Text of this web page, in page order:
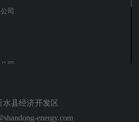
司
司
水县经济开发区
energy.com